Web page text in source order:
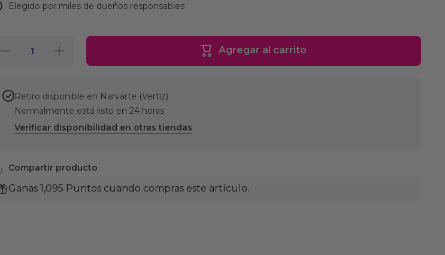
Elegido por miles de dueños responsables
Reducir
Noche
Coquette
con
Rosa XS
Aumentar
cantidad
Coquette
con
Moño
Agregar al carrito
Retiro disponible en Narvarte (Vertiz)
Normalmente está listo en 24 horas
Verificar disponibilidad en otras tiendas
Compartir producto
Ganas 1,095 Puntos cuando compras este artículo.